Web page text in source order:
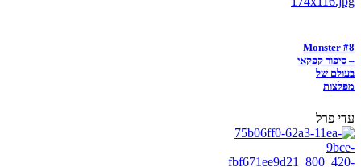
Monster #8
– סיפור קפקאי
בעולם של
מפלצות
עדי פרל